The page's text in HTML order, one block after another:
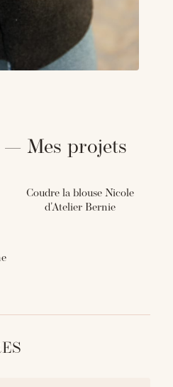
Mes projets
Coudre la blouse Nicole
d'Atelier Bernie